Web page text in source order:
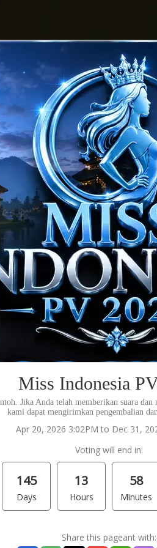
Miss Indonesia
Jika Anda telah memberikan suara
kami dapat mengirimkan pengembalian
Apr 20, 2026 3:02PM to Dec 31,
Voting will end in:
145
Days
13
Hours
58
Minutes
Share this pageant with: